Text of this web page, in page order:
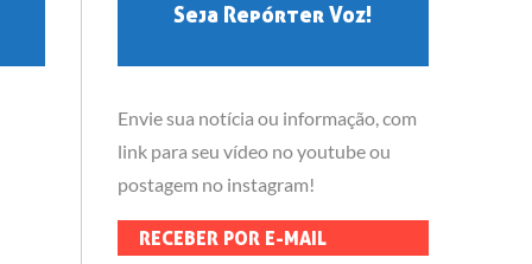
Seja Repórter Voz!
Envie sua notícia ou informação, com
link para seu vídeo no youtube ou
postagem no instagram!
RECEBER POR E-MAIL